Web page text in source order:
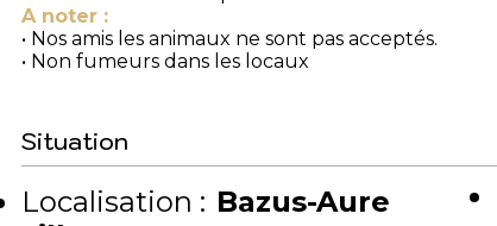
A noter :
• Nos amis les animaux ne sont pas acceptés.
• Non fumeurs dans les locaux
Situation
Localisation : Bazus-Aure